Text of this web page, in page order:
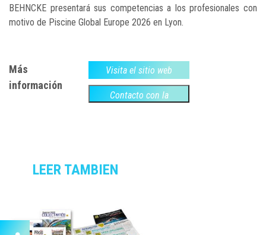
BEHNCKE presentará sus competencias a los profesionales con
motivo de Piscine Global Europe 2026 en Lyon.
Más
información
Visita el sitio web
Contacto con la
LEER TAMBIEN